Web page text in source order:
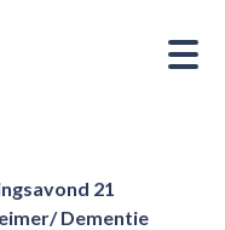
21
Dementie